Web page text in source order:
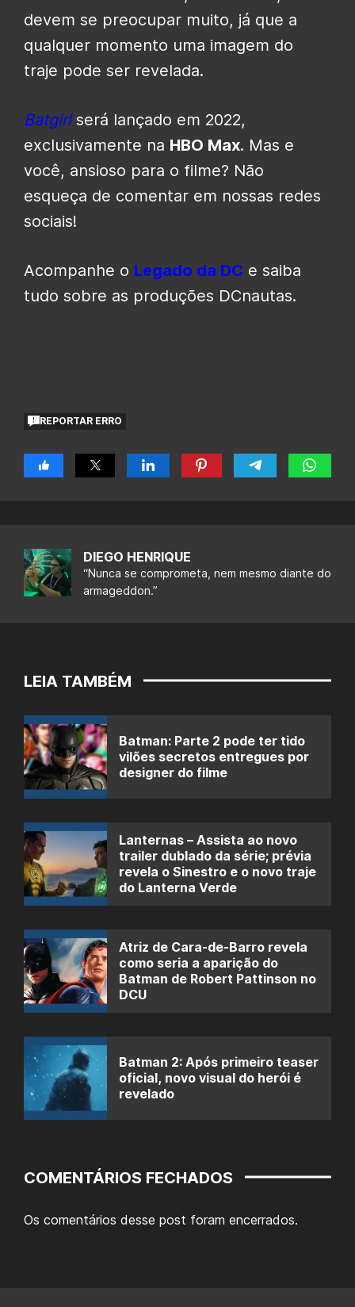
devem se preocupar muito, já que a
qualquer momento uma imagem do
traje pode ser revelada.
Batgirl será lançado em 2022,
exclusivamente na HBO Max. Mas e
você, ansioso para o filme? Não
esqueça de comentar em nossas redes
sociais!
Acompanhe o Legado da DC e saiba
tudo sobre as produções DCnautas.
REPORTAR ERRO
DIEGO HENRIQUE
“Nunca se comprometa, nem mesmo diante do
armageddon.”
LEIA TAMBÉM
Batman: Parte 2 pode ter tido
vilões secretos entregues por
designer do filme
Lanternas – Assista ao novo
trailer dublado da série; prévia
revela o Sinestro e o novo traje
do Lanterna Verde
Atriz de Cara-de-Barro revela
como seria a aparição do
Batman de Robert Pattinson no
DCU
Batman 2: Após primeiro teaser
oficial, novo visual do herói é
revelado
COMENTÁRIOS FECHADOS
Os comentários desse post foram encerrados.